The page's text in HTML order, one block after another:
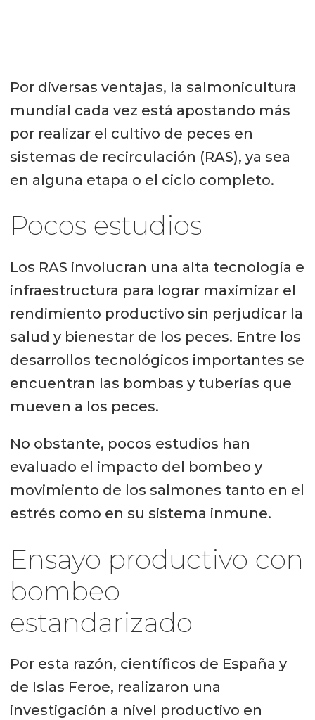
Por diversas ventajas, la salmonicultura
mundial cada vez está apostando más
por realizar el cultivo de peces en
sistemas de recirculación (RAS), ya sea
en alguna etapa o el ciclo completo.
Pocos estudios
Los RAS involucran una alta tecnología e
infraestructura para lograr maximizar el
rendimiento productivo sin perjudicar la
salud y bienestar de los peces. Entre los
desarrollos tecnológicos importantes se
encuentran las bombas y tuberías que
mueven a los peces.
No obstante, pocos estudios han
evaluado el impacto del bombeo y
movimiento de los salmones tanto en el
estrés como en su sistema inmune.
Ensayo productivo con
bombeo
estandarizado
Por esta razón, científicos de España y
de Islas Feroe, realizaron una
investigación a nivel productivo en